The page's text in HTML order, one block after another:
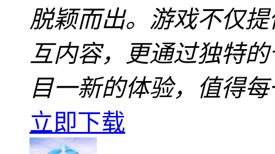
脱颖而出。游戏不仅
互内容，更通过独特
目一新的体验，值得
立即下载